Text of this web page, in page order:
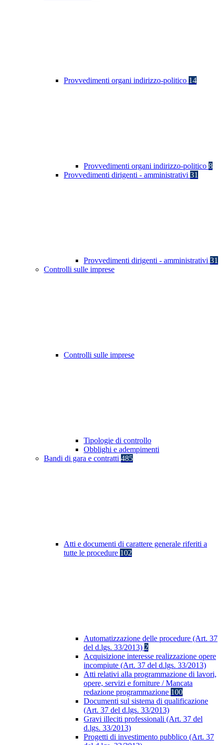
Provvedimenti organi indirizzo-politico 14
Provvedimenti organi indirizzo-politico 8
Provvedimenti dirigenti - amministrativi 31
Provvedimenti dirigenti - amministrativi 31
Controlli sulle imprese
Controlli sulle imprese
Tipologie di controllo
Obblighi e adempimenti
Bandi di gara e contratti 485
Atti e documenti di carattere generale riferiti a
tutte le procedure 102
Automatizzazione delle procedure (Art. 37
del d.lgs. 33/2013) 2
Acquisizione interesse realizzazione opere
incompiute (Art. 37 del d.lgs. 33/2013)
Atti relativi alla programmazione di lavori,
opere, servizi e forniture / Mancata
redazione programmazione 100
Documenti sul sistema di qualificazione
(Art. 37 del d.lgs. 33/2013)
Gravi illeciti professionali (Art. 37 del
d.lgs. 33/2013)
Progetti di investimento pubblico (Art. 37